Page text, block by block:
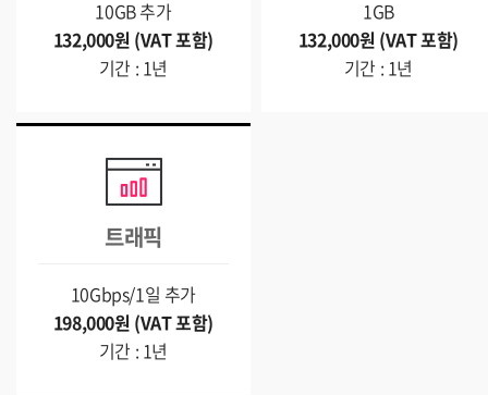
10GB 추가
132,000원 (VAT 포함)
기간 : 1년
1GB
132,000원 (VAT 포함)
기간 : 1년
트래픽
10Gbps/1일 추가
198,000원 (VAT 포함)
기간 : 1년